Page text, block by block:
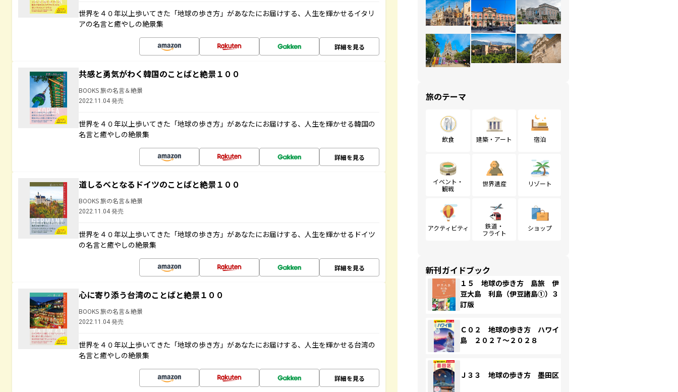
世界を４０年以上歩いてきた「地球の歩き方」があなたにお届けする、人生を輝かせるイタリ
アの名言と癒やしの絶景集
詳細を見る
共感と勇気がわく韓国のことばと絶景１００
BOOKS 旅の名言＆絶景
2022.11.04 発売
世界を４０年以上歩いてきた「地球の歩き方」があなたにお届けする、人生を輝かせる韓国の
名言と癒やしの絶景集
詳細を見る
道しるべとなるドイツのことばと絶景１００
BOOKS 旅の名言＆絶景
2022.11.04 発売
世界を４０年以上歩いてきた「地球の歩き方」があなたにお届けする、人生を輝かせるドイツ
の名言と癒やしの絶景集
詳細を見る
心に寄り添う台湾のことばと絶景１００
BOOKS 旅の名言＆絶景
2022.11.04 発売
世界を４０年以上歩いてきた「地球の歩き方」があなたにお届けする、人生を輝かせる台湾の
名言と癒やしの絶景集
詳細を見る
旅のテーマ
飲食 建築・アート 宿泊
イベント・
観戦
世界遺産 リゾート
アクティビティ
鉄道・
フライト
ショップ
新刊ガイドブック
１５ 地球の歩き方 島旅 伊
豆大島 利島（伊豆諸島①）３
訂版
Ｃ０２ 地球の歩き方 ハワイ
島 ２０２７～２０２８
Ｊ３３ 地球の歩き方 墨田区